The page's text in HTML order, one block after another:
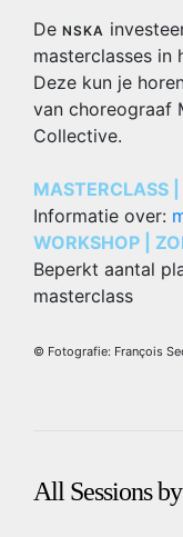
De NSKA
masterclasses in
Deze kun je
van choreograaf
Collective.
MASTERCLASS
Informatie over:
WORKSHOP |
Beperkt aantal
masterclass
© Fotografie: François
All Sessions